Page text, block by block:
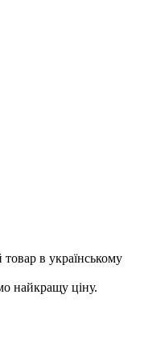
в українському
найкращу ціну.